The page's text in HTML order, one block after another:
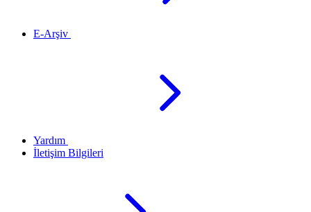
E-Arşiv
Yardım
İletişim Bilgileri